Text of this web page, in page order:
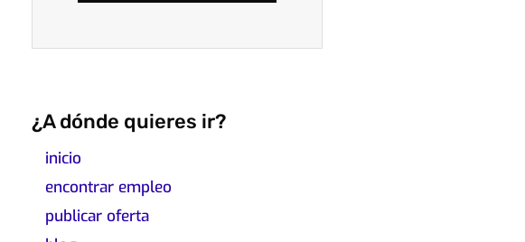
¿A dónde quieres ir?
inicio
encontrar empleo
publicar oferta